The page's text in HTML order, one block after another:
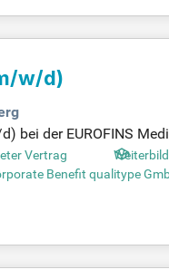
w/d)
bei der EUROFINS
innovative
Techniken
Werde Teil
Vertrag
Benefit qualitype